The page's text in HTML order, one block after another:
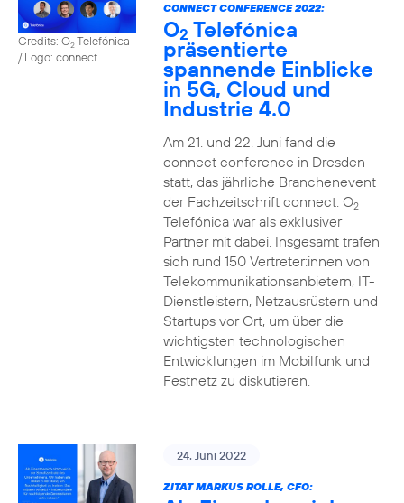
Credits: O2Telefónica
/ Logo: connect
CONNECT CONFERENCE 2022:
O2 Telefónica
präsentierte
spannende Einblicke
in 5G, Cloud und
Industrie 4.0
Am 21. und 22. Juni fand die
connect conference in Dresden
statt, das jährliche Branchenevent
der Fachzeitschrift connect. O2
Telefónica war als exklusiver
Partner mit dabei. Insgesamt trafen
sich rund 150 Vertreter:innen von
Telekommunikationsanbietern, IT-
Dienstleistern, Netzausrüstern und
Startups vor Ort, um über die
wichtigsten technologischen
Entwicklungen im Mobilfunk und
Festnetz zu diskutieren.
24. Juni 2022
ZITAT MARKUS ROLLE, CFO: